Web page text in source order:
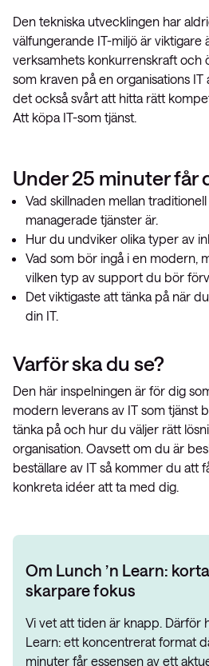
Den tekniska utvecklingen har
välfungerande IT-miljö är viktigare
verksamhets konkurrenskraft och
som kraven på en organisations
det också svårt att hitta rätt
Att köpa IT-som tjänst.
Under 25 minuter får
Vad skillnaden mellan
managerade tjänster är.
Hur du undviker olika typer av
Vad som bör ingå i en modern,
vilken typ av support du bör
Det viktigaste att tänka på när
din IT.
Varför ska du se?
Den här inspelningen är för dig
modern leverans av IT som tjänst
tänka på och hur du väljer rätt
organisation. Oavsett om du är
beställare av IT så kommer du att
konkreta idéer att ta med dig.
Om Lunch ’n Learn:
skarpare fokus
Vi vet att tiden är knapp. Därför
Learn: ett koncentrerat format
minuter får essensen av ett